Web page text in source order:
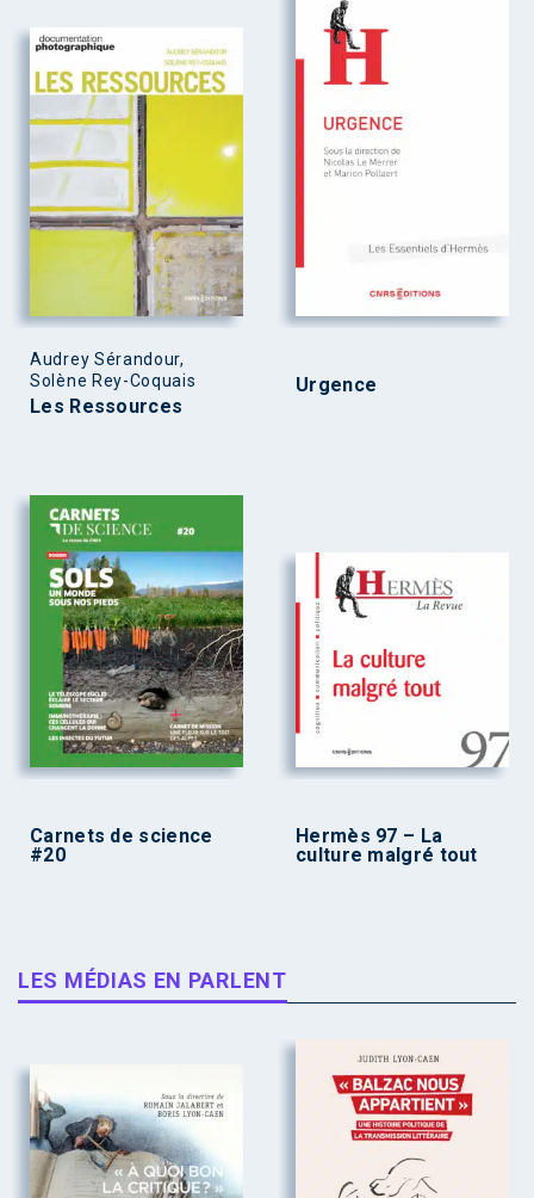
Audrey Sérandour,
Solène Rey-Coquais
Les Ressources
Urgence
Carnets de science
#20
Hermès 97 – La
culture malgré tout
LES MÉDIAS EN PARLENT